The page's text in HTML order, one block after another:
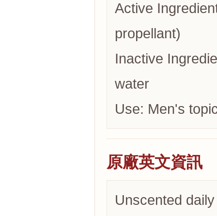
Active
propellant)
Inactive
water
Use: Men's
原廠英文資訊
Unscented